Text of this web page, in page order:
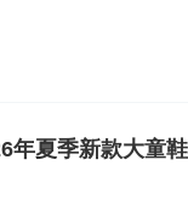
年夏季新款大童